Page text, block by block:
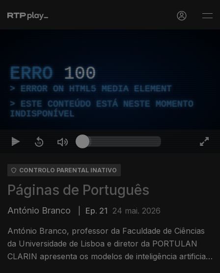
ERRO 100
ERROR ON HTML5 MEDIA ELEMENT
ESTE CONTEÚDO ESTÁ NESTE MOMENTO
INDISPONÍVEL
CONTROLO PARENTAL INATIVO
Páginas de Português
António Branco Ep. 21 24 mai. 2026
António Branco, professor da Faculdade de Ciências
da Universidade de Lisboa e diretor da PORTULAN
CLARIN apresenta os modelos de inteligência artificial